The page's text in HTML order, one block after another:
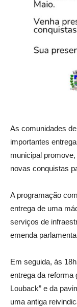
As comunidades
importantes
municipal
novas conquistas
A programação
entrega de uma
serviços de
emenda
Em seguida, às
entrega da reforma
Louback” e da
uma antiga